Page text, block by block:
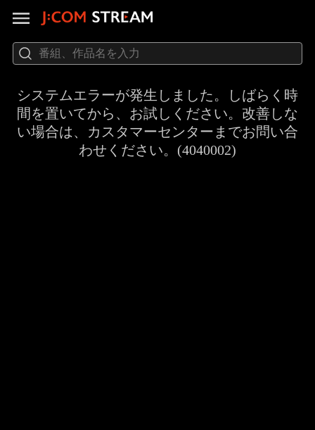
システムエラーが発生しました。しばらく時
間を置いてから、お試しください。改善しな
い場合は、カスタマーセンターまでお問い合
わせください。(4040002)